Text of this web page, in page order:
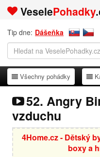
VeselePohadky
Tip dne: Dášeňka
Všechny pohádky
Všechny pohádky
52. Angry
vzduchu
4Home.cz - Dětský
boxy a